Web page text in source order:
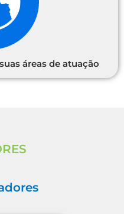
áreas de atuação